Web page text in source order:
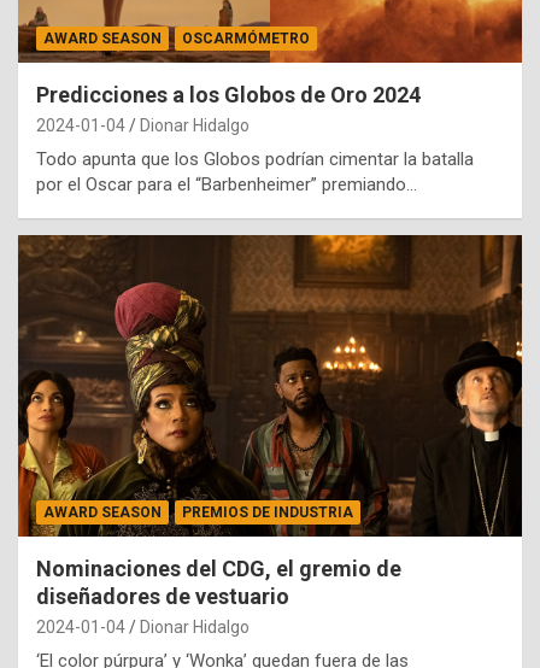
AWARD SEASON OSCARMÓMETRO
Predicciones a los Globos de Oro 2024
2024-01-04 Dionar Hidalgo
Todo apunta que los Globos podrían cimentar la batalla
por el Oscar para el “Barbenheimer” premiando…
AWARD SEASON PREMIOS DE INDUSTRIA
Nominaciones del CDG, el gremio de
diseñadores de vestuario
2024-01-04 Dionar Hidalgo
‘El color púrpura’ y ‘Wonka’ quedan fuera de las